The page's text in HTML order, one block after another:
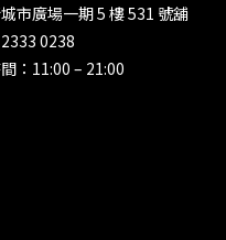
市廣場一期 5 樓 531 號舖
0238
：11:00 – 21:00